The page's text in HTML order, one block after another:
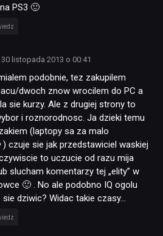
PS3 🙂
30 listopada 2013 o 00:41
podobnie, tez zakupilem
dwoch znow wrocilem do PC a
sie kurzy. Ale z drugiej strony to
i roznorodnosc. Ja dzieki temu
(laptopy sa za malo
czuje sie jak przedstawiciel waskiej
to uczucie od razu mija
slucham komentarzy tej „elity” w
🙂 . No ale podobno IQ ogolu
dziwic? Widac takie czasy…